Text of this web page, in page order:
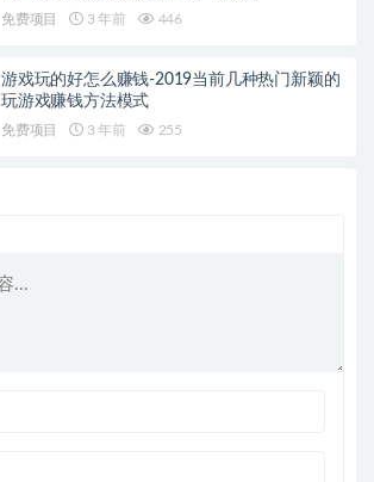
免费项目 3 年前 446
游戏玩的好怎么赚钱-2019当前几种热门新颖的
玩游戏赚钱方法模式
免费项目 3 年前 255